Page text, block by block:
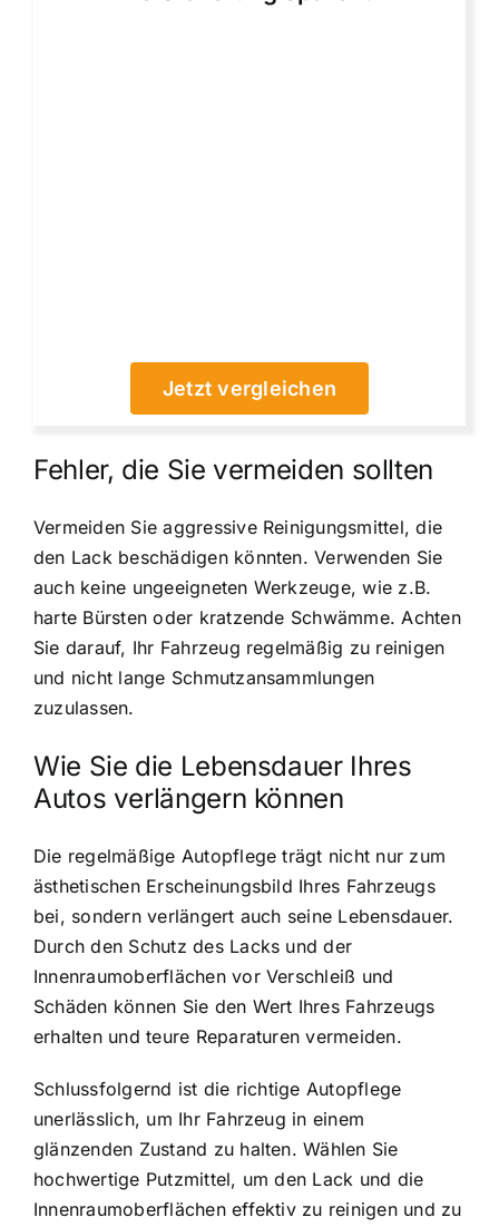
Jetzt vergleichen
Fehler, die Sie vermeiden sollten
Vermeiden Sie aggressive Reinigungsmittel, die
den Lack beschädigen könnten. Verwenden Sie
auch keine ungeeigneten Werkzeuge, wie z.B.
harte Bürsten oder kratzende Schwämme. Achten
Sie darauf, Ihr Fahrzeug regelmäßig zu reinigen
und nicht lange Schmutzansammlungen
zuzulassen.
Wie Sie die Lebensdauer Ihres
Autos verlängern können
Die regelmäßige Autopflege trägt nicht nur zum
ästhetischen Erscheinungsbild Ihres Fahrzeugs
bei, sondern verlängert auch seine Lebensdauer.
Durch den Schutz des Lacks und der
Innenraumoberflächen vor Verschleiß und
Schäden können Sie den Wert Ihres Fahrzeugs
erhalten und teure Reparaturen vermeiden.
Schlussfolgernd ist die richtige Autopflege
unerlässlich, um Ihr Fahrzeug in einem
glänzenden Zustand zu halten. Wählen Sie
hochwertige Putzmittel, um den Lack und die
Innenraumoberflächen effektiv zu reinigen und zu